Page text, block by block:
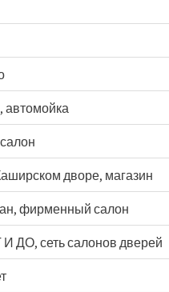
автомойка
дворе, магазин
фирменный салон
ДО, сеть салонов дверей